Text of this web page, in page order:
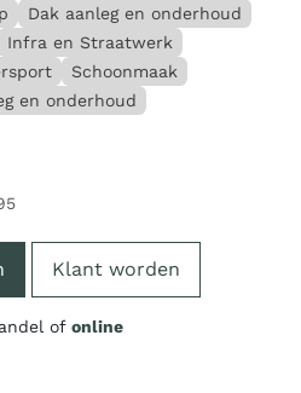
Dak aanleg en onderhoud
Infra en Straatwerk
Schoonmaak
en onderhoud
Klant worden
of online